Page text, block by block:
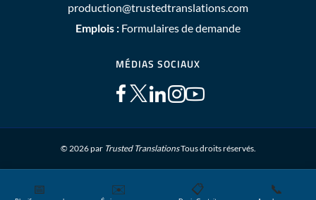
production@trustedtranslations.com
Emplois : Formulaires de demande
MÉDIAS SOCIAUX
© 2026 par Trusted TranslationsTous droits réservés.
Plan du site Conditions générales Politique de Confidentialité
📅 ✉️ 📋 📞